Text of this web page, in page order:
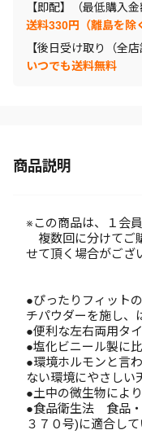
【即配】（最低購入
送料330円（離島を除
【後日受け取り（全店
いつでも送料無料
商品説明
※この商品は、１会
複数回に分けてご
せて頂く場合がござ
●ぴったりフィット
チパウダーを施し、
●便利な左右両用タイ
●塩化ビニール製に
●環境ホルモンと言
ない環境にやさしい
●土中の微生物によ
●食品衛生法 食品・
３７０号)に適合して